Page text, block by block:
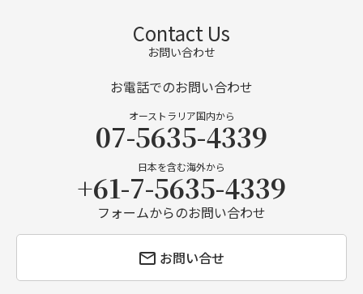
Contact Us
お問い合わせ
お電話でのお問い合わせ
オーストラリア国内から
07-5635-4339
日本を含む海外から
+61-7-5635-4339
フォームからのお問い合わせ
お問い合せ